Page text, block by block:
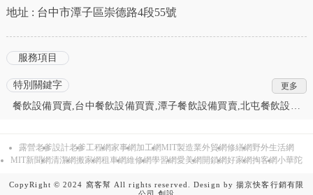
地址 : 台中市潭子區崇德路4段55號
服務項目
特別關鍵字
餐飲設備買賣,台中餐飲設備買賣,潭子餐飲設備買賣,北屯餐飲設備
餐飲設備規劃,餐飲設備訂製,台中餐飲設備訂製,潭子餐飲設備訂製,
北屯餐飲設備訂製,大型商用冰箱,台中大型商用冰箱,潭子大型商用
櫃,北屯大型冷凍櫃,冷凍餐飲設備買賣,台中冷凍餐飲設備買賣,潭子
露營老爹設計老爹工程網家事網 加工網 MIT製造業外貿網修繕網 野外生活網
MIT新聞網清潔網搬家網租車網維修網學習網愛美網 開鎖網好家網掏客網小華陀
CopyRight © 2024 窩客幫 All rights reserved. Design by揚京快客行銷有限